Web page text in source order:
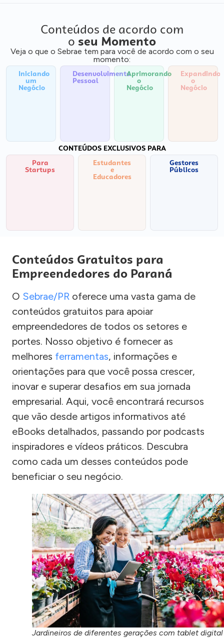
Conteúdos de acordo com
o seu Momento
Veja o que o Sebrae tem para você de acordo com o seu
momento:
Iniciando
um
Negócio
Desenvolvimento
Pessoal
Aprimorando
o
Negócio
Expandindo
o
Negócio
CONTEÚDOS EXCLUSIVOS PARA
Para
Startups
Estudantes
e
Educadores
Gestores
Públicos
Conteúdos Gratuitos para
Empreendedores do Paraná
O Sebrae/PR oferece uma vasta gama de
conteúdos gratuitos para apoiar
empreendedores de todos os setores e
portes. Nosso objetivo é fornecer as
melhores ferramentas, informações e
orientações para que você possa crescer,
inovar e superar desafios em sua jornada
empresarial. Aqui, você encontrará recursos
que vão desde artigos informativos até
eBooks detalhados, passando por podcasts
inspiradores e vídeos práticos. Descubra
como cada um desses conteúdos pode
beneficiar o seu negócio.
Jardineiros de diferentes gerações com tablet digital